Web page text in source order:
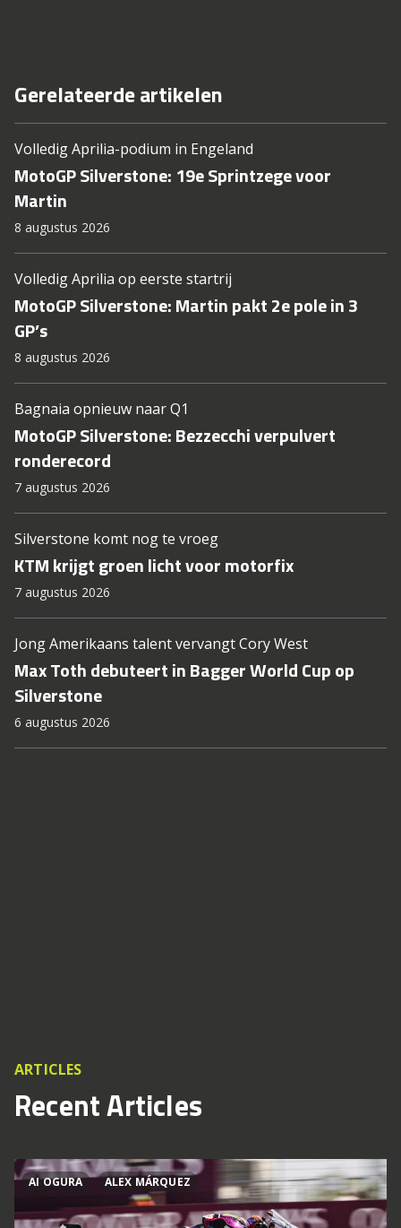
Gerelateerde artikelen
Volledig Aprilia-podium in Engeland
MotoGP Silverstone: 19e Sprintzege voor
Martin
8 augustus 2026
Volledig Aprilia op eerste startrij
MotoGP Silverstone: Martin pakt 2e pole in 3
GP’s
8 augustus 2026
Bagnaia opnieuw naar Q1
MotoGP Silverstone: Bezzecchi verpulvert
ronderecord
7 augustus 2026
Silverstone komt nog te vroeg
KTM krijgt groen licht voor motorfix
7 augustus 2026
Jong Amerikaans talent vervangt Cory West
Max Toth debuteert in Bagger World Cup op
Silverstone
6 augustus 2026
ARTICLES
Recent Articles
AI OGURA ALEX MÁRQUEZ